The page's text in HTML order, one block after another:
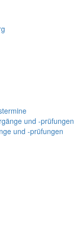
und -prüfungen
und -prüfungen